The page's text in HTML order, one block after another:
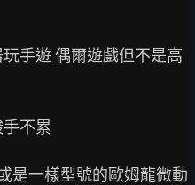
手遊 偶爾遊戲但不是高
不累
是一樣型號的歐姆龍微動